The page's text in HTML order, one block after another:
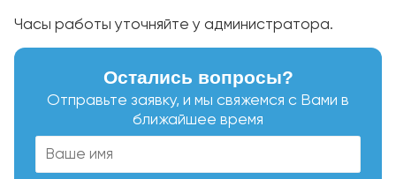
Часы работы уточняйте у администратора.
Остались вопросы?
Отправьте заявку, и мы свяжемся с Вами в
ближайшее время